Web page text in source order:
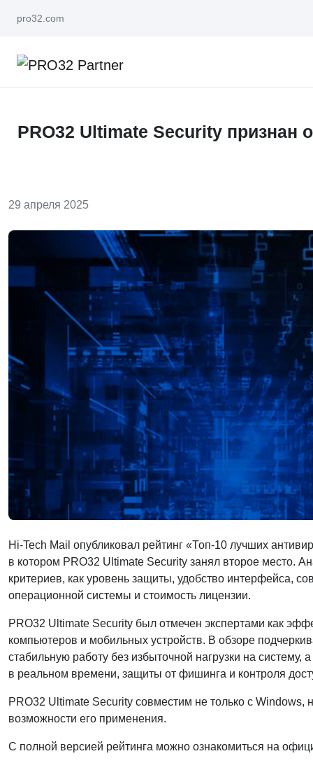
pro32.com
PRO32 Ultimate Security признан
29 апреля 2025
Hi-Tech Mail опубликовал рейтинг «Топ-10 лучших
в котором PRO32 Ultimate Security занял второе место.
критериев, как уровень защиты, удобство интерфейса,
операционной системы и стоимость лицензии.
PRO32 Ultimate Security был отмечен экспертами как
компьютеров и мобильных устройств. В обзоре
стабильную работу без избыточной нагрузки на систему,
в реальном времени, защиты от фишинга и контроля
PRO32 Ultimate Security совместим не только с Windows,
возможности его применения.
С полной версией рейтинга можно ознакомиться на